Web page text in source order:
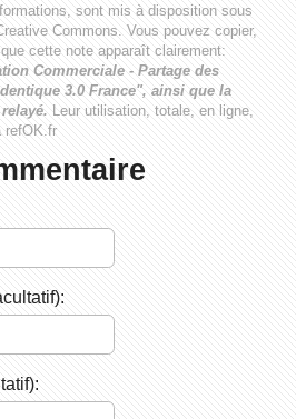
sont mis à disposition sous
Commons . Vous pouvez copier,
cette note apparaît clairement:
Commerciale - Partage des
3.0 France", ainsi que la
Leur utilisation, totale, en ligne,
refOK.fr